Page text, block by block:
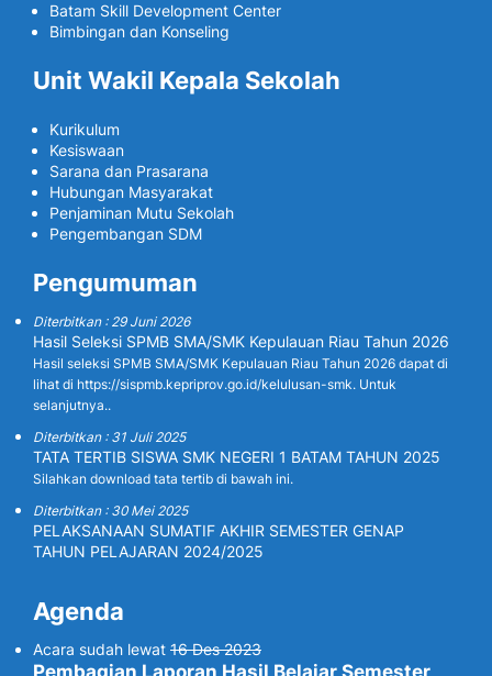
Batam Skill Development Center
Bimbingan dan Konseling
Unit Wakil Kepala Sekolah
Kurikulum
Kesiswaan
Sarana dan Prasarana
Hubungan Masyarakat
Penjaminan Mutu Sekolah
Pengembangan SDM
Pengumuman
Diterbitkan : 29 Juni 2026
Hasil Seleksi SPMB SMA/SMK Kepulauan Riau Tahun 2026
Hasil seleksi SPMB SMA/SMK Kepulauan Riau Tahun 2026 dapat di
lihat di https://sispmb.kepriprov.go.id/kelulusan-smk. Untuk
selanjutnya..
Diterbitkan : 31 Juli 2025
TATA TERTIB SISWA SMK NEGERI 1 BATAM TAHUN 2025
Silahkan download tata tertib di bawah ini.
Diterbitkan : 30 Mei 2025
PELAKSANAAN SUMATIF AKHIR SEMESTER GENAP
TAHUN PELAJARAN 2024/2025
Agenda
Acara sudah lewat 16 Des 2023
Pembagian Laporan Hasil Belajar Semester